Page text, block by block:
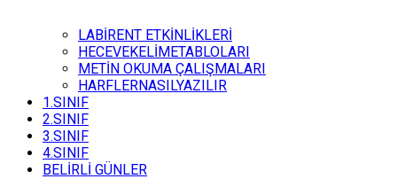
LABİRENT ETKİNLİKLERİ
HECEVEKELİMETABLOLARI
METİN OKUMA ÇALIŞMALARI
HARFLERNASILYAZILIR
1.SINIF
2.SINIF
3.SINIF
4.SINIF
BELİRLİ GÜNLER